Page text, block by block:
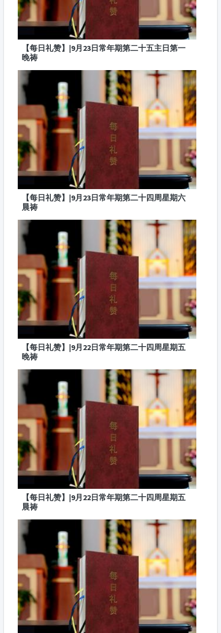
【每日礼赞】|9月23日常年期第二十五主日第一
晚祷
【每日礼赞】|9月23日常年期第二十四周星期六
晨祷
【每日礼赞】|9月22日常年期第二十四周星期五
晚祷
【每日礼赞】|9月22日常年期第二十四周星期五
晨祷